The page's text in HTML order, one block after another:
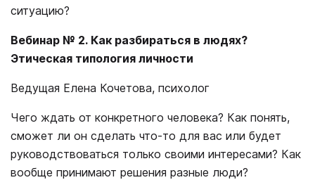
ситуацию?
Вебинар № 2. Как разбираться в людях?
Этическая типология личности
Ведущая Елена Кочетова, психолог
Чего ждать от конкретного человека? Как понять,
сможет ли он сделать что-то для вас или будет
руководствоваться только своими интересами? Как
вообще принимают решения разные люди?